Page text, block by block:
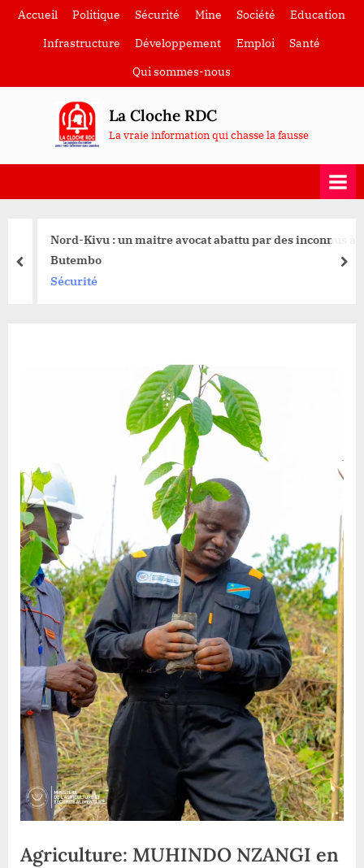
SkipAccueil Politique Sécurité Mine Société
Education
Infrastructure
Développement Emploi
Santé
Qui sommes-nous
La Cloche RDC
La vraie information qui chasse la fausse
Nord-Kivu : un maitre avocat abattu par des inconnus à
Butembo
Sécurité
prev
Agriculture: MUHINDO NZANGI en